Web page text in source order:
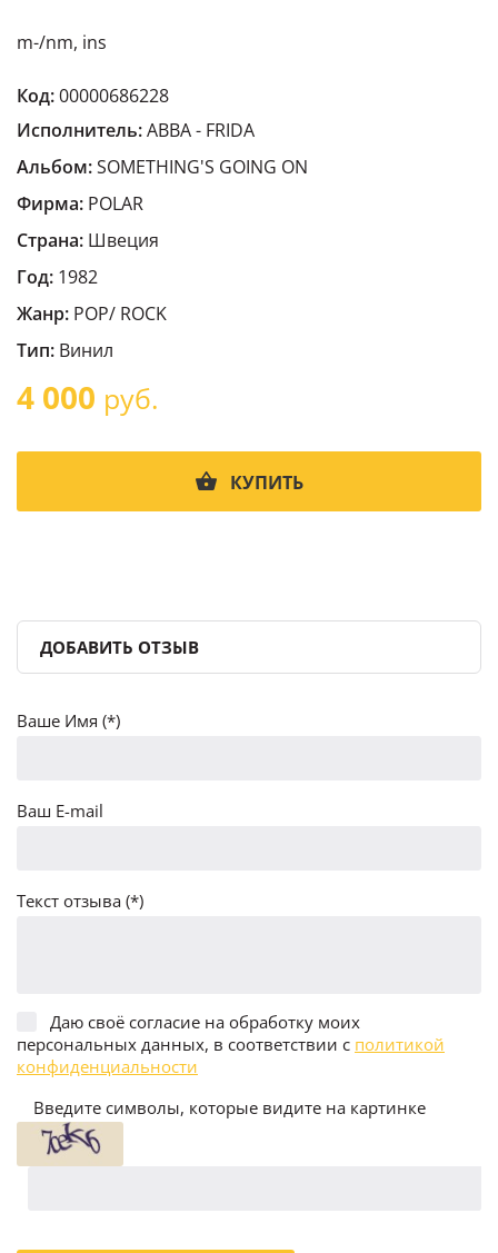
m-/nm, ins
Код:00000686228
Исполнитель:ABBA - FRIDA
Альбом:SOMETHING'S GOING ON
Фирма: POLAR
Страна: Швеция
Год: 1982
Жанр: POP/ ROCK
Тип: Винил
4 000 руб.
КУПИТЬ
ДОБАВИТЬ ОТЗЫВ
Ваше Имя (*)
Ваш E-mail
Текст отзыва (*)
Даю своё согласие на обработку моих
персональных данных, в соответствии с политикой
конфиденциальности
Введите символы, которые видите на картинке